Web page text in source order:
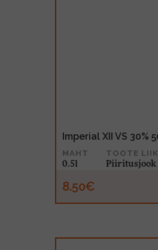
Imperial XII VS 30%
MAHT
0.5l
TOOTE LIIK
Piiritusjook
8.50€